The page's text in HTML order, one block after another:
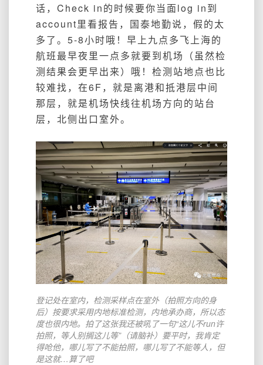
话，Check in的时候要你当面log in到
account里看报告，国泰地勤说，假的太
多了。5-8小时哦！早上九点多飞上海的
航班最早夜里一点多就要到机场（虽然检
测结果会更早出来）哦！检测站地点也比
较难找，在6F，就是离港和抵港层中间
那层，就是机场快线往机场方向的站台
层，北侧出口室外。
登记处在室内，检测采样点在室外（拍照方向的身
后）按要求采用内地标准检测，内地承办商，所以态
度也很内地。拍了这张我还被吼了一句“这儿不run许
拍照，等人别搁这儿等”（请脑补）要平时，我肯定
得呛他，哪儿写了不能拍照，哪儿写了不能等人，但
是这就…算了吧